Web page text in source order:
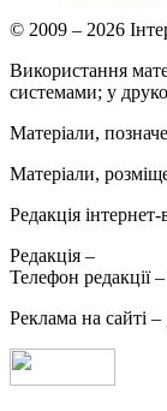
© 2009 – 2026
Використання
системами; у
Матеріали,
Матеріали,
Редакція
Редакція –
Телефон редакції –
Реклама на сайті –